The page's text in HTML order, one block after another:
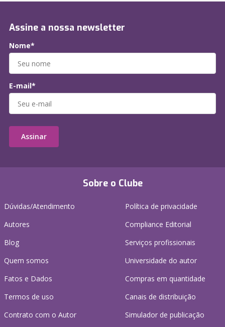
Sobre o Clube
Dúvidas/Atendimento
Autores
Blog
Quem somos
Fatos e Dados
Termos de uso
Contrato com o Autor
Política de privacidade
Compliance Editorial
Serviços profissionais
Universidade do autor
Compras em quantidade
Canais de distribuição
Simulador de publicação
Assine a nossa newsletter
Nome*
E-mail*
Assinar